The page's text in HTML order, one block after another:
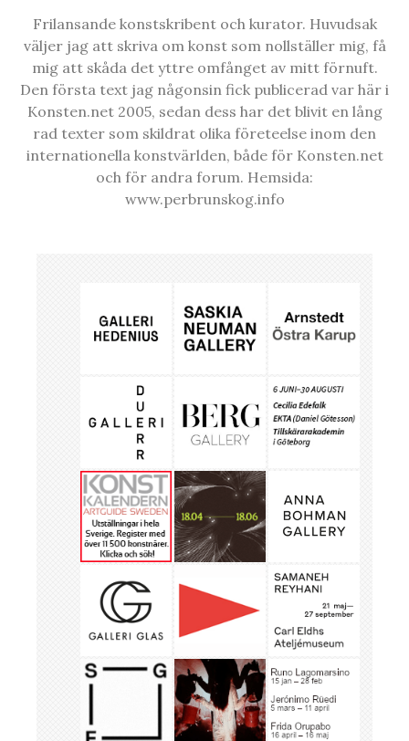
Frilansande konstskribent och kurator. Huvudsak
väljer jag att skriva om konst som nollställer mig, få
mig att skåda det yttre omfånget av mitt förnuft.
Den första text jag någonsin fick publicerad var här i
Konsten.net 2005, sedan dess har det blivit en lång
rad texter som skildrat olika företeelse inom den
internationella konstvärlden, både för Konsten.net
och för andra forum. Hemsida:
www.perbrunskog.info